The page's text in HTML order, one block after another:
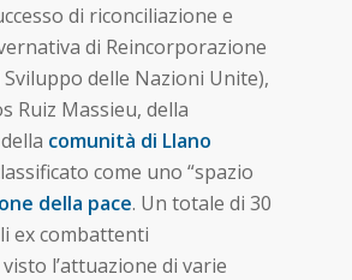
di riconciliazione e
di Reincorporazione
delle Nazioni Unite),
Ruiz Massieu, della
comunità di Llano
come uno “spazio
della pace. Un totale di 30
ex combattenti
l’attuazione di varie